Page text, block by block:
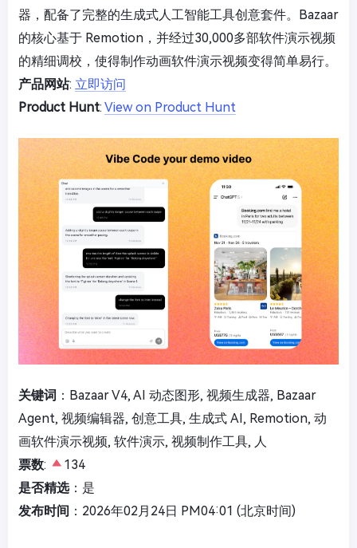
器，配备了完整的生成式人工智能工具创意套件。Bazaar
的核心基于 Remotion，并经过30,000多部软件演示视频
的精细调校，使得制作动画软件演示视频变得简单易行。
产品网站: 立即访问
Product Hunt: View on Product Hunt
关键词 ：Bazaar V4, AI 动态图形, 视频生成器, Bazaar
Agent, 视频编辑器, 创意工具, 生成式 AI, Remotion, 动
画软件演示视频, 软件演示, 视频制作工具, 人
票数:
134
是否精选：是
发布时间 ：2026年02月24日 PM04:01 (北京时间)